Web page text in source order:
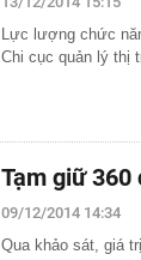
Lực lượng chức
Chi cục quản lý thị
Tạm giữ 360
09/12/2014 14:34
Qua khảo sát, giá